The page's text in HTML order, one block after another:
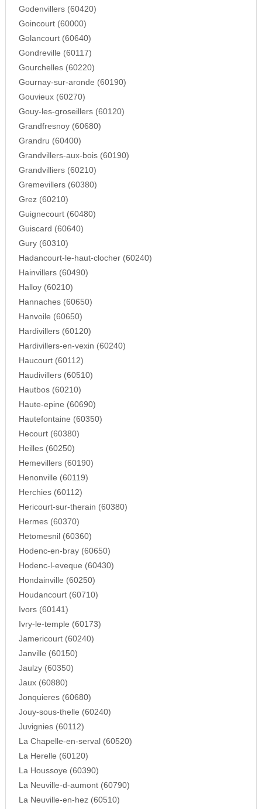
Godenvillers (60420)
Goincourt (60000)
Golancourt (60640)
Gondreville (60117)
Gourchelles (60220)
Gournay-sur-aronde (60190)
Gouvieux (60270)
Gouy-les-groseillers (60120)
Grandfresnoy (60680)
Grandru (60400)
Grandvillers-aux-bois (60190)
Grandvilliers (60210)
Gremevillers (60380)
Grez (60210)
Guignecourt (60480)
Guiscard (60640)
Gury (60310)
Hadancourt-le-haut-clocher (60240)
Hainvillers (60490)
Halloy (60210)
Hannaches (60650)
Hanvoile (60650)
Hardivillers (60120)
Hardivillers-en-vexin (60240)
Haucourt (60112)
Haudivillers (60510)
Hautbos (60210)
Haute-epine (60690)
Hautefontaine (60350)
Hecourt (60380)
Heilles (60250)
Hemevillers (60190)
Henonville (60119)
Herchies (60112)
Hericourt-sur-therain (60380)
Hermes (60370)
Hetomesnil (60360)
Hodenc-en-bray (60650)
Hodenc-l-eveque (60430)
Hondainville (60250)
Houdancourt (60710)
Ivors (60141)
Ivry-le-temple (60173)
Jamericourt (60240)
Janville (60150)
Jaulzy (60350)
Jaux (60880)
Jonquieres (60680)
Jouy-sous-thelle (60240)
Juvignies (60112)
La Chapelle-en-serval (60520)
La Herelle (60120)
La Houssoye (60390)
La Neuville-d-aumont (60790)
La Neuville-en-hez (60510)